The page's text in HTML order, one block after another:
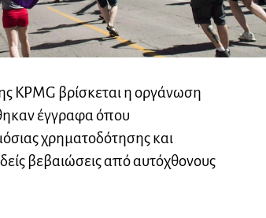
KPMG βρίσκεται η οργάνωση
έγγραφα όπου
χρηματοδότησης και
βεβαιώσεις από αυτόχθονους